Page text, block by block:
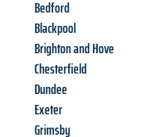
Bedford
Blackpool
Brighton and Hove
Chesterfield
Dundee
Exeter
Grimsby